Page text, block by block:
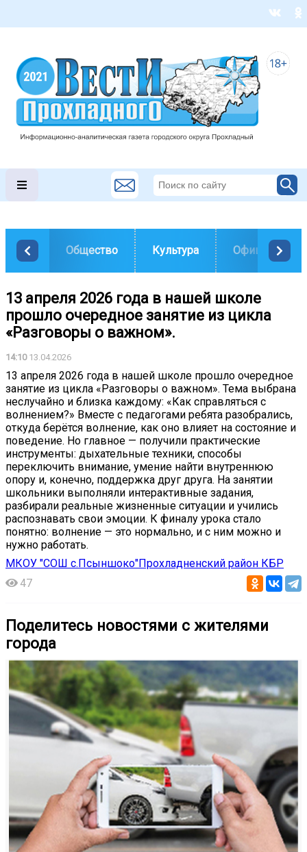
Общество Культура Официально
13 апреля 2026 года в нашей школе
прошло очередное занятие из цикла
«Разговоры о важном».
14:1013.04.2026
13 апреля 2026 года в нашей школе прошло очередное
занятие из цикла «Разговоры о важном». Тема выбрана
неслучайно и близка каждому: «Как справляться с
волнением?» Вместе с педагогами ребята разобрались,
откуда берётся волнение, как оно влияет на состояние и
поведение. Но главное — получили практические
инструменты: дыхательные техники, способы
переключить внимание, умение найти внутреннюю
опору и, конечно, поддержка друг друга. На занятии
школьники выполняли интерактивные задания,
разбирали реальные жизненные ситуации и учились
распознавать свои эмоции. К финалу урока стало
понятно: волнение — это нормально, и с ним можно и
нужно работать.
МКОУ "СОШ с.Псыншоко"Прохладненский район КБР
47
Поделитесь новостями с жителями
города